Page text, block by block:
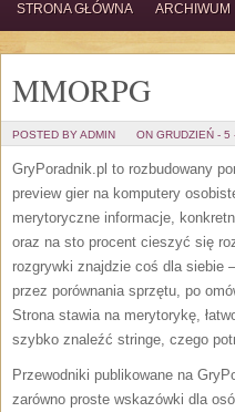
STRONA GŁÓWNA ARCHIWUM
MMORPG
POSTED BY ADMIN ON GRUDZIEŃ - 5
GryPoradnik.pl to rozbudowany
preview gier na komputery
merytoryczne informacje,
oraz na sto procent cieszyć się
rozgrywki znajdzie coś dla siebie
przez porównania sprzętu, po
Strona stawia na merytorykę,
szybko znaleźć stringe, czego
Przewodniki publikowane na
zarówno proste wskazówki dla